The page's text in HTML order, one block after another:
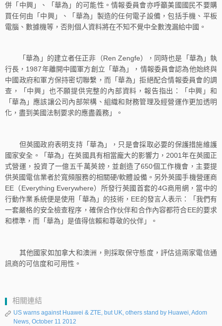
併「中興」、「華為」的可能性。情報委員會亦呼籲美國國民不要購
買任何由「中興」、「華為」製造的任何電子設備，包括手機、平板
電腦、數據機等，否則個人資料將在不知不覺中全數洩漏給中國。
「華為」的建立者任正非（Ren Zengfe），同時也是「華為」執
行長，1987年離開中國軍方創立「華為」，情報委員會認為他始終與
中國政府和軍方保持密切聯繫，而「華為」拒絕配合情報委員會的調
查，「中興」也不願提供完整的內部資料，報告指出：「中興」和
「華為」應該讓公司內部架構、組織和財務管理及經營運作更加透明
化，盡到美國法制要求的應盡義務」。
但英國政府表明支持「華為」，只是會採取必要的保護措施維護
國家安全。「華為」在英國具有相當龐大的影響力，2001年在英國正
式營運，投資了一億五千萬英鎊，並創造了650個工作機會，主要提
供英國電信業者於寬頻服務的相關硬/軟體設備。另外英國手機營運商
EE（Everything Everywhere）所發行英國首套的4G商用網，當中的
行動作業系統便是使用「華為」的技術，EE的發言人表示：「我們有
一套嚴格的安全檢查程序，確保合作伙伴和合作內容都符合EE的要求
和標準，而「華為」是值得信賴和尊敬的伙伴」。
其他國家如加拿大和澳洲，則採取保守態度，評估這兩家電信通
訊商的可信度和可用性。
相關連結
US warns against Huawei & ZTE, but UK, others stand by Huawei, Adom
News, October 11 2012